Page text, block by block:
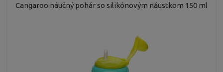
Cangaroo náučný pohár so silikónovým náustkom 150 ml